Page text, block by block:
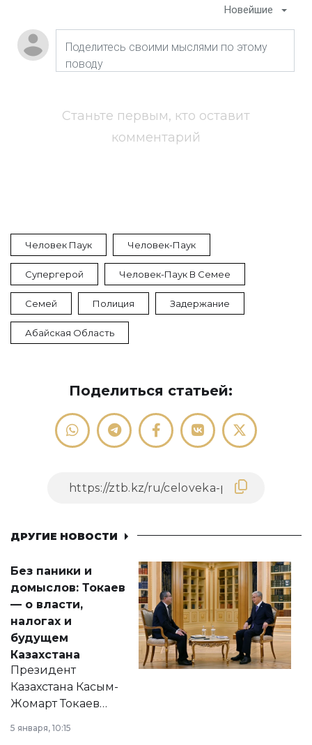
Новейшие
Станьте первым, кто оставит
комментарий
Человек Паук Человек-Паук
Супергерой Человек-Паук В Семее
Семей Полиция Задержание
Абайская Область
Поделиться статьей:
ДРУГИЕ НОВОСТИ
Без паники и
домыслов: Токаев
— о власти,
налогах и
будущем
Казахстана
Президент
Казахстана Касым-
Жомарт Токаев
сразу несколько
5 января, 10:15